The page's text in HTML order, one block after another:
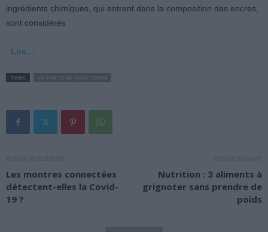
ingrédients chimiques, qui entrent dans la composition des encres,
sont considérés
Lire…
TAGS
Les montres connectées
détectent-elles la Covid-
19 ?
Nutrition : 3 aliments à
grignoter sans prendre de
poids